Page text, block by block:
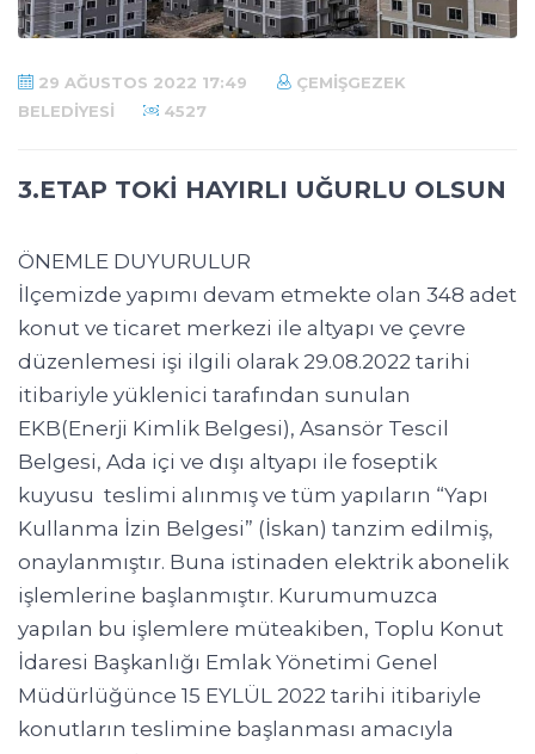
29 AĞUSTOS 2022 17:49
ÇEMIŞGEZEK
BELEDIYESI
4527
3.ETAP TOKİ HAYIRLI UĞURLU OLSUN
ÖNEMLE DUYURULUR
İlçemizde yapımı devam etmekte olan 348 adet
konut ve ticaret merkezi ile altyapı ve çevre
düzenlemesi işi ilgili olarak 29.08.2022 tarihi
itibariyle yüklenici tarafından sunulan
EKB(Enerji Kimlik Belgesi), Asansör Tescil
Belgesi, Ada içi ve dışı altyapı ile foseptik
kuyusu teslimi alınmış ve tüm yapıların “Yapı
Kullanma İzin Belgesi” (İskan) tanzim edilmiş,
onaylanmıştır. Buna istinaden elektrik abonelik
işlemlerine başlanmıştır. Kurumumuzca
yapılan bu işlemlere müteakiben, Toplu Konut
İdaresi Başkanlığı Emlak Yönetimi Genel
Müdürlüğünce 15 EYLÜL 2022 tarihi itibariyle
konutların teslimine başlanması amacıyla